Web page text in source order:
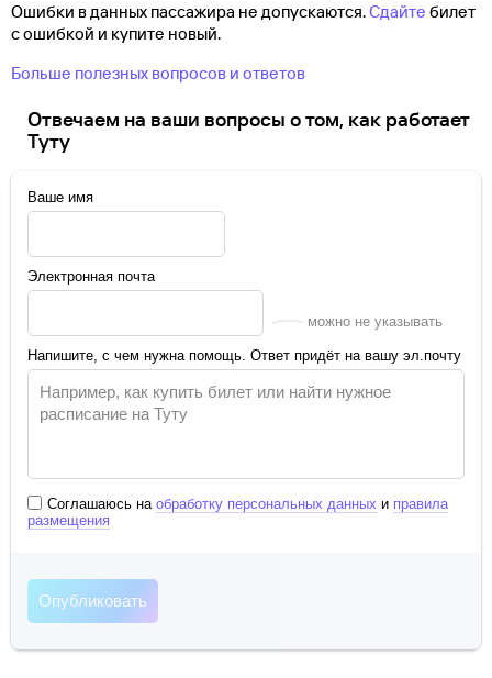
Ошибки в данных пассажира не допускаются.Сдайте билет
с ошибкой и купите новый.
Больше полезных вопросов и ответов
Отвечаем на ваши вопросы о том, как работает
Туту
Ваше имя
Электронная почта
можно не указывать
Напишите, с чем нужна помощь. Ответ придёт на вашу эл.почту
Соглашаюсь на обработку персональных данных и правила
размещения